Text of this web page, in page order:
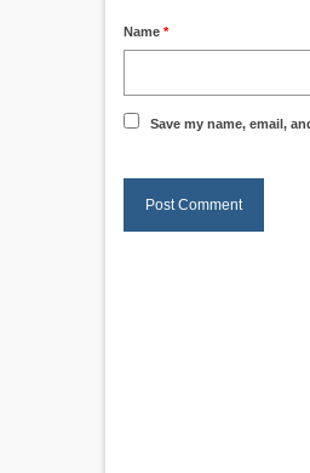
Name *
Save my name, email,